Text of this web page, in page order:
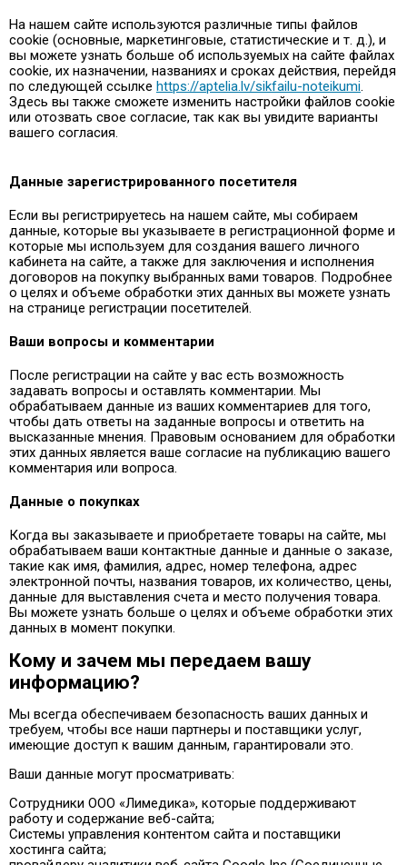
На нашем сайте используются различные типы файлов
cookie (основные, маркетинговые, статистические и т. д.), и
вы можете узнать больше об используемых на сайте файлах
cookie, их назначении, названиях и сроках действия, перейдя
по следующей ссылке https://aptelia.lv/sikfailu-noteikumi.
Здесь вы также сможете изменить настройки файлов cookie
или отозвать свое согласие, так как вы увидите варианты
вашего согласия.
Данные зарегистрированного посетителя
Если вы регистрируетесь на нашем сайте, мы собираем
данные, которые вы указываете в регистрационной форме и
которые мы используем для создания вашего личного
кабинета на сайте, а также для заключения и исполнения
договоров на покупку выбранных вами товаров. Подробнее
о целях и объеме обработки этих данных вы можете узнать
на странице регистрации посетителей.
Ваши вопросы и комментарии
После регистрации на сайте у вас есть возможность
задавать вопросы и оставлять комментарии. Мы
обрабатываем данные из ваших комментариев для того,
чтобы дать ответы на заданные вопросы и ответить на
высказанные мнения. Правовым основанием для обработки
этих данных является ваше согласие на публикацию вашего
комментария или вопроса.
Данные о покупках
Когда вы заказываете и приобретаете товары на сайте, мы
обрабатываем ваши контактные данные и данные о заказе,
такие как имя, фамилия, адрес, номер телефона, адрес
электронной почты, названия товаров, их количество, цены,
данные для выставления счета и место получения товара.
Вы можете узнать больше о целях и объеме обработки этих
данных в момент покупки.
Кому и зачем мы передаем вашу
информацию?
Мы всегда обеспечиваем безопасность ваших данных и
требуем, чтобы все наши партнеры и поставщики услуг,
имеющие доступ к вашим данным, гарантировали это.
Ваши данные могут просматривать:
Сотрудники ООО «Лимедика», которые поддерживают
работу и содержание веб-сайта;
Системы управления контентом сайта и поставщики
хостинга сайта;